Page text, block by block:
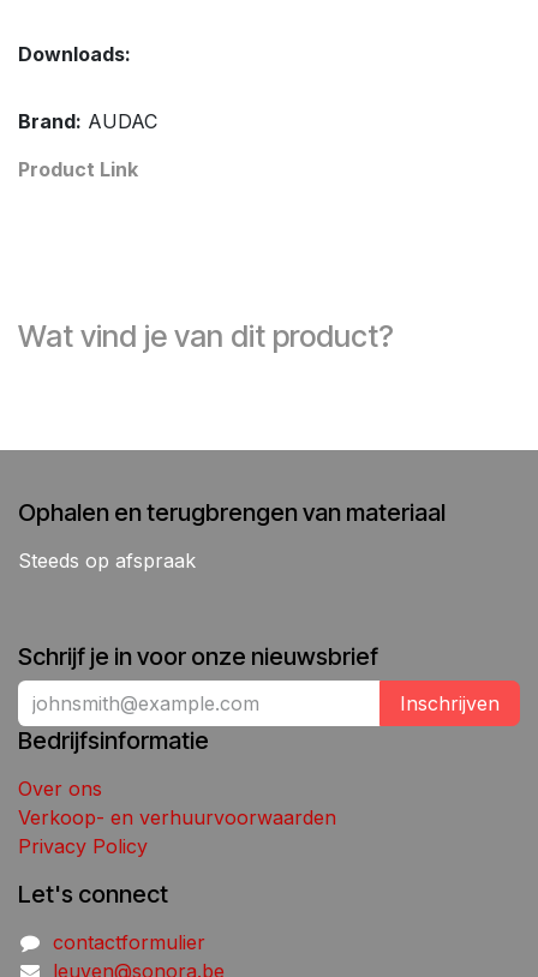
Downloads:
Brand: AUDAC
Product Link
Wat vind je van dit product?
Ophalen en terugbrengen van materiaal
Steeds op afspraak
Schrijf je in voor onze nieuwsbrief
Inschrijven
Bedrijfsinformatie
Over ons
Verkoop- en verhuurvoorwaarden
Privacy Policy
Let's connect
contactformulier
leuven@sonora.be